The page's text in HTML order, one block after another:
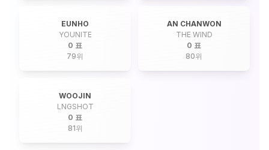
EUNHO
YOUNITE
0 표
79위
AN CHANWON
THE WIND
0 표
80위
WOOJIN
LNGSHOT
0 표
81위